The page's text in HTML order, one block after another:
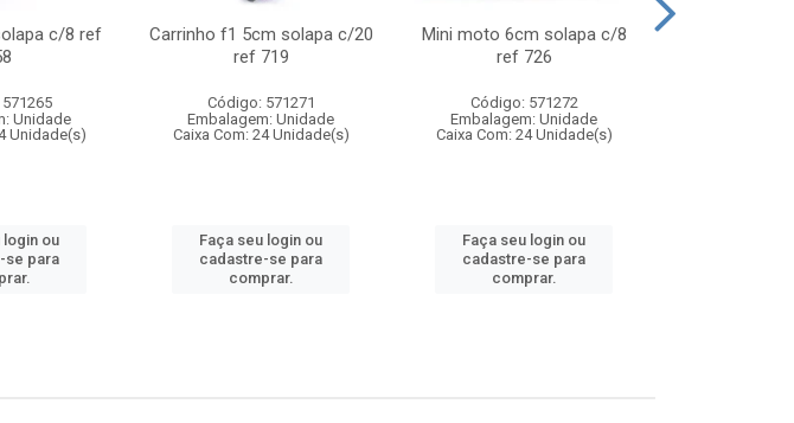
c/8 ref
Unidade
Unidade(s)
login ou
se para
Carrinho f1 5cm solapa c/20
ref 719
Código: 571271
Embalagem: Unidade
Caixa Com: 24 Unidade(s)
Faça seu login ou
cadastre-se para
comprar.
Mini moto 6cm solapa c/8
ref 726
Código: 571272
Embalagem: Unidade
Caixa Com: 24 Unidade(s)
Faça seu login ou
cadastre-se para
comprar.